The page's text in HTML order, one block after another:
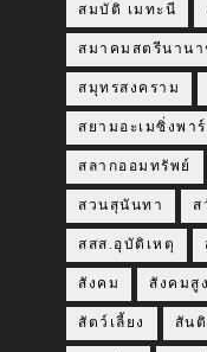
สมบัติ เมทะนี
สมาคมสตรีนานา
สมุทรสงคราม
สยามอะเมซิ่งพา
สลากออมทรัพย์
สวนสุนันทา ส
สสส.อุบัติเหตุ
สังคม สังคมสู
สัตว์เลี้ยง สัน